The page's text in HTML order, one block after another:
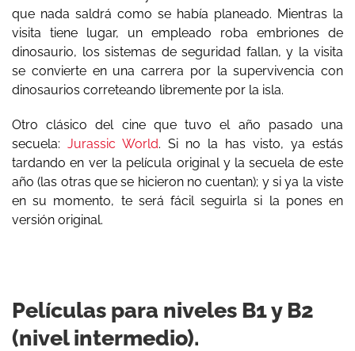
que nada saldrá como se había planeado. Mientras la
visita tiene lugar, un empleado roba embriones de
dinosaurio, los sistemas de seguridad fallan, y la visita
se convierte en una carrera por la supervivencia con
dinosaurios correteando libremente por la isla.
Otro clásico del cine que tuvo el año pasado una
secuela: Jurassic World. Si no la has visto, ya estás
tardando en ver la película original y la secuela de este
año (las otras que se hicieron no cuentan); y si ya la viste
en su momento, te será fácil seguirla si la pones en
versión original.
Películas para niveles B1 y B2
(nivel intermedio).